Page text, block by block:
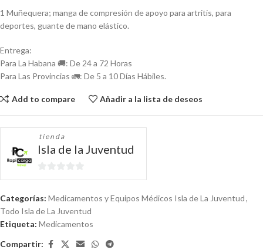
1 Muñequera; manga de compresión de apoyo para artritis, para
deportes, guante de mano elástico.
Entrega:
Para La Habana 🚚: De 24 a 72 Horas
Para Las Provincias 🚛: De 5 a 10 Días Hábiles.
Add to compare Añadir a la lista de deseos
tienda
Isla de la Juventud
0
Categorías: Medicamentos y Equipos Médicos Isla de La Juventud,
Todo Isla de La Juventud
Etiqueta: Medicamentos
Compartir: